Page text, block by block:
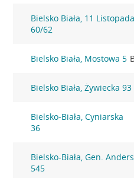
Bielsko Biała, 11 Listopada
60/62
Bielsko Biała, Mostowa 5
Bielsko Biała, Żywiecka 93
Bielsko-Biała, Cyniarska
36
Bielsko-Biała, Gen.
545